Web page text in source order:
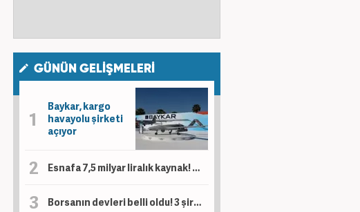
GÜNÜN GELİŞMELERİ
Baykar, kargo
havayolu şirketi
açıyor
Esnafa 7,5 milyar liralık kaynak! 'Kesintisiz bir şekilde desteklemeye devam'
Borsanın devleri belli oldu! 3 şirketin piyasa değeri 1 trilyon lirayı aştı